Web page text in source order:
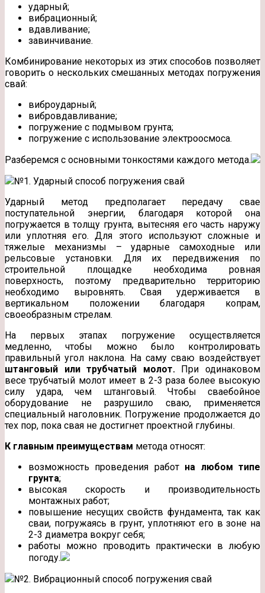
ударный;
вибрационный;
вдавливание;
завинчивание.
Комбинирование некоторых из этих способов позволяет
говорить о нескольких смешанных методах погружения
свай:
виброударный;
вибровдавливание;
погружение с подмывом грунта;
погружение с использование электроосмоса.
Разберемся с основными тонкостями каждого метода.
№1. Ударный способ погружения свай
Ударный метод предполагает передачу свае
поступательной энергии, благодаря которой она
погружается в толщу грунта, вытесняя его часть наружу
или уплотняя его. Для этого используют сложные и
тяжелые механизмы – ударные самоходные или
рельсовые установки. Для их передвижения по
строительной площадке необходима ровная
поверхность, поэтому предварительно территорию
необходимо выровнять. Свая удерживается в
вертикальном положении благодаря копрам,
своеобразным стрелам.
На первых этапах погружение осуществляется
медленно, чтобы можно было контролировать
правильный угол наклона. На саму сваю воздействует
штанговый или трубчатый молот. При одинаковом
весе трубчатый молот имеет в 2-3 раза более высокую
силу удара, чем штанговый. Чтобы сваебойное
оборудование не разрушило сваю, применяется
специальный наголовник. Погружение продолжается до
тех пор, пока свая не достигнет проектной глубины.
К главным преимуществам метода относят:
возможность проведения работ на любом типе
грунта;
высокая скорость и производительность
монтажных работ;
повышение несущих свойств фундамента, так как
сваи, погружаясь в грунт, уплотняют его в зоне на
2-3 диаметра вокруг себя;
работы можно проводить практически в любую
погоду.
№2. Вибрационный способ погружения свай